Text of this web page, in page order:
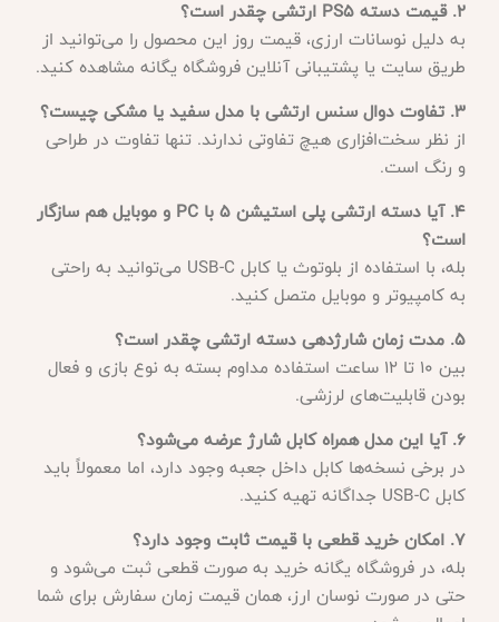
2. قیمت دسته PS5 ارتشی چقدر است؟
به دلیل نوسانات ارزی، قیمت روز این محصول را می‌توانید از
طریق سایت یا پشتیبانی آنلاین فروشگاه یگانه مشاهده کنید.
3. تفاوت دوال سنس ارتشی با مدل سفید یا مشکی چیست؟
از نظر سخت‌افزاری هیچ تفاوتی ندارند. تنها تفاوت در طراحی
و رنگ است.
4. آیا دسته ارتشی پلی استیشن 5 با PC و موبایل هم سازگار
است؟
بله، با استفاده از بلوتوث یا کابل USB-C می‌توانید به راحتی
به کامپیوتر و موبایل متصل کنید.
5. مدت زمان شارژدهی دسته ارتشی چقدر است؟
بین ۱۰ تا ۱۲ ساعت استفاده مداوم بسته به نوع بازی و فعال
بودن قابلیت‌های لرزشی.
6. آیا این مدل همراه کابل شارژ عرضه می‌شود؟
در برخی نسخه‌ها کابل داخل جعبه وجود دارد، اما معمولاً باید
کابل USB-C جداگانه تهیه کنید.
7. امکان خرید قطعی با قیمت ثابت وجود دارد؟
بله، در فروشگاه یگانه خرید به صورت قطعی ثبت می‌شود و
حتی در صورت نوسان ارز، همان قیمت زمان سفارش برای شما